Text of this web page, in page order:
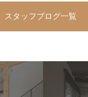
スタッフブログ一覧